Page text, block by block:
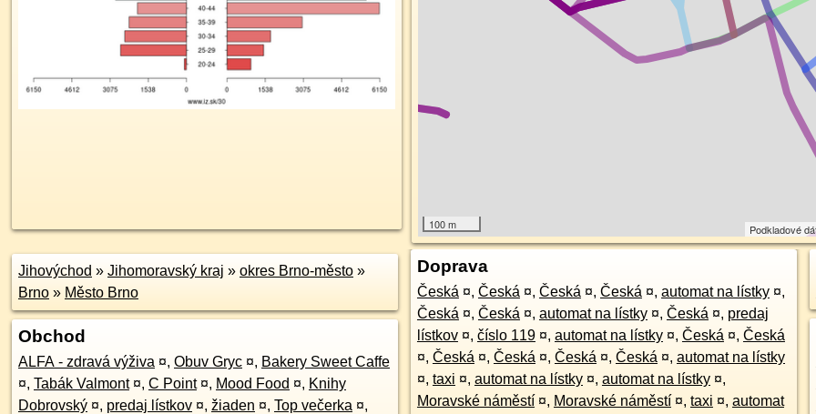
100 m Podkladové
Jihovýchod » Jihomoravský kraj » okres Brno-město »
Brno » Město Brno
Obchod
ALFA - zdravá výživa ¤, Obuv Gryc ¤, Bakery Sweet Caffe
¤, Tabák Valmont ¤, C Point ¤, Mood Food ¤, Knihy
Dobrovský ¤, predaj lístkov ¤, žiaden ¤, Top večerka ¤,
Doprava
Česká ¤, Česká ¤, Česká ¤, Česká ¤, automat na lístky ¤,
Česká ¤, Česká ¤, automat na lístky ¤, Česká ¤, predaj
lístkov ¤, číslo 119 ¤, automat na lístky ¤, Česká ¤, Česká
¤, Česká ¤, Česká ¤, Česká ¤, Česká ¤, automat na lístky
¤, taxi ¤, automat na lístky ¤, automat na lístky ¤,
Moravské náměstí ¤, Moravské náměstí ¤, taxi ¤, automat